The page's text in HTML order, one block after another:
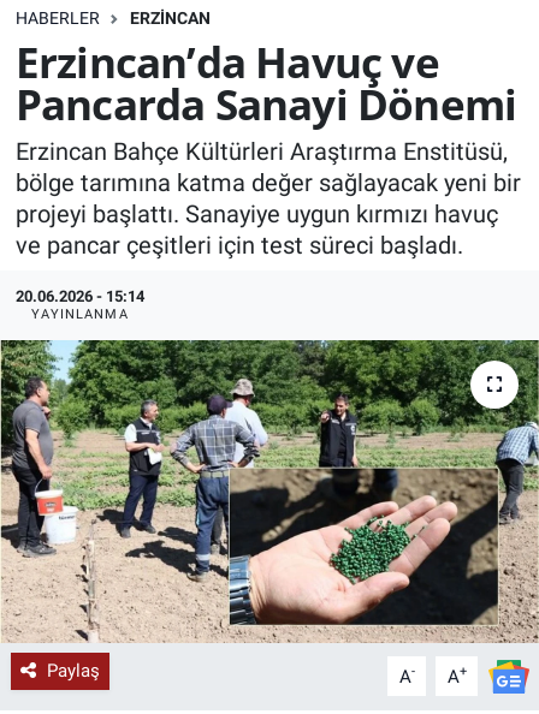
HABERLER ERZINCAN
Erzincan’da Havuç ve
Pancarda Sanayi Dönemi
Erzincan Bahçe Kültürleri Araştırma Enstitüsü,
bölge tarımına katma değer sağlayacak yeni bir
projeyi başlattı. Sanayiye uygun kırmızı havuç
ve pancar çeşitleri için test süreci başladı.
20.06.2026 - 15:14
YAYINLANMA
Paylaş A- A+
EKONOMİ
Bilim, teknoloji
GENEL
KÜLTÜR-SANAT
Yerel Haber
Politika
SPOR
YAŞAM
RESMİ İLAN